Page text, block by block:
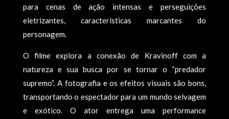
para cenas de ação intensas e perseguições
eletrizantes, características marcantes do
personagem.
O filme explora a conexão de Kravinoff com a
natureza e sua busca por se tornar o “predador
supremo”. A fotografia e os efeitos visuais são bons,
transportando o espectador para um mundo selvagem
e exótico. O ator entrega uma performance